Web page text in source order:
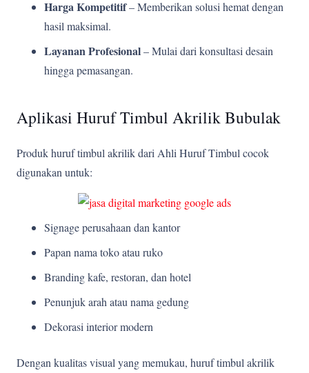
Harga Kompetitif– Memberikan solusi hemat dengan
hasil maksimal.
Layanan Profesional– Mulai dari konsultasi desain
hingga pemasangan.
Aplikasi Huruf Timbul Akrilik Bubulak
Produk huruf timbul akrilik dari Ahli Huruf Timbul cocok
digunakan untuk:
Signage perusahaan dan kantor
Papan nama toko atau ruko
Branding kafe, restoran, dan hotel
Penunjuk arah atau nama gedung
Dekorasi interior modern
Dengan kualitas visual yang memukau, huruf timbul akrilik